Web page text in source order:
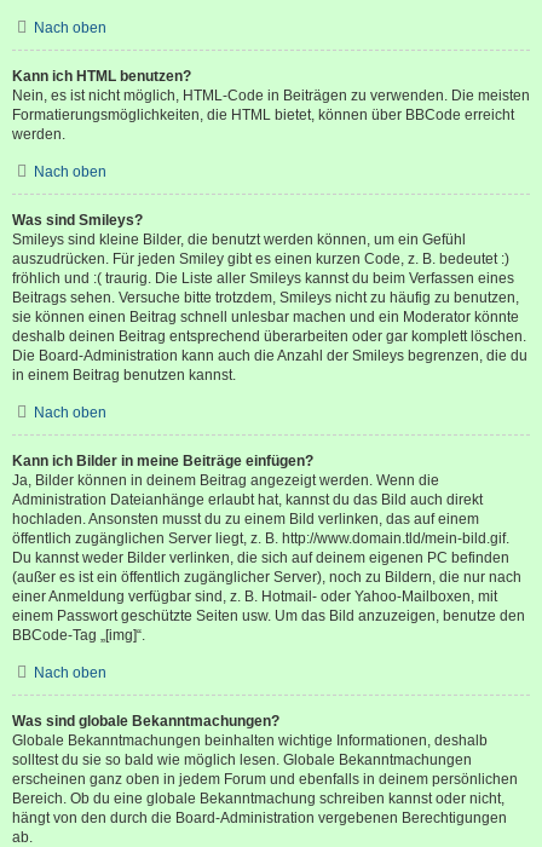
Nach oben
Kann ich HTML benutzen?
Nein, es ist nicht möglich, HTML-Code in Beiträgen zu verwenden. Die meisten
Formatierungsmöglichkeiten, die HTML bietet, können über BBCode erreicht
werden.
Nach oben
Was sind Smileys?
Smileys sind kleine Bilder, die benutzt werden können, um ein Gefühl
auszudrücken. Für jeden Smiley gibt es einen kurzen Code, z. B. bedeutet :)
fröhlich und :( traurig. Die Liste aller Smileys kannst du beim Verfassen eines
Beitrags sehen. Versuche bitte trotzdem, Smileys nicht zu häufig zu benutzen,
sie können einen Beitrag schnell unlesbar machen und ein Moderator könnte
deshalb deinen Beitrag entsprechend überarbeiten oder gar komplett löschen.
Die Board-Administration kann auch die Anzahl der Smileys begrenzen, die du
in einem Beitrag benutzen kannst.
Nach oben
Kann ich Bilder in meine Beiträge einfügen?
Ja, Bilder können in deinem Beitrag angezeigt werden. Wenn die
Administration Dateianhänge erlaubt hat, kannst du das Bild auch direkt
hochladen. Ansonsten musst du zu einem Bild verlinken, das auf einem
öffentlich zugänglichen Server liegt, z. B. http://www.domain.tld/mein-bild.gif.
Du kannst weder Bilder verlinken, die sich auf deinem eigenen PC befinden
(außer es ist ein öffentlich zugänglicher Server), noch zu Bildern, die nur nach
einer Anmeldung verfügbar sind, z. B. Hotmail- oder Yahoo-Mailboxen, mit
einem Passwort geschützte Seiten usw. Um das Bild anzuzeigen, benutze den
BBCode-Tag „[img]“.
Nach oben
Was sind globale Bekanntmachungen?
Globale Bekanntmachungen beinhalten wichtige Informationen, deshalb
solltest du sie so bald wie möglich lesen. Globale Bekanntmachungen
erscheinen ganz oben in jedem Forum und ebenfalls in deinem persönlichen
Bereich. Ob du eine globale Bekanntmachung schreiben kannst oder nicht,
hängt von den durch die Board-Administration vergebenen Berechtigungen
ab.